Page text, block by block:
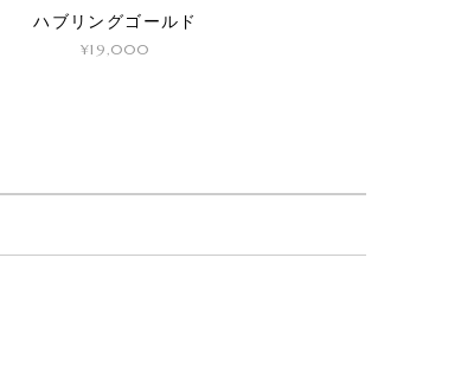
ハブリングゴールド
¥19,000